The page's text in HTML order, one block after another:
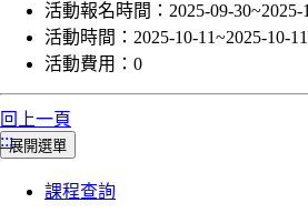
活動報名時間： 2025-09-30~2025-
活動時間： 2025-10-11~2025-10-
活動費用： 0
回上一頁
:::展開選單
課程查詢